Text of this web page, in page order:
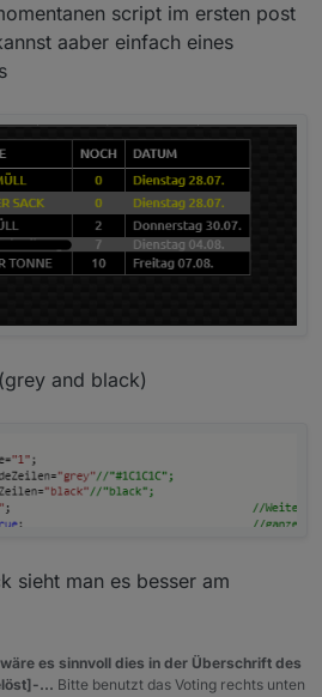
"#1C1C1C";
Zeilenanzahl - Hintergrund der
"#ffffff"; //Farbe für
script im ersten post
aaber einfach eines
and black)
sieht man es besser am
es sinnvoll dies in der Überschrift des
... Bitte benutzt das Voting rechts unten